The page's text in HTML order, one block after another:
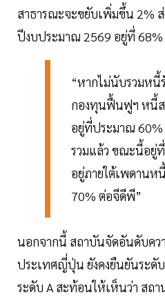
สาธารณะจะขยับเพิ่มขึ้น 2%
ปีงบประมาณ 2569 อยู่ที่ 68%
“หากไม่นับรวมหนี้
กองทุนฟื้นฟูฯ หนี้ส
อยู่ที่ประมาณ
รวมแล้ว ขณะนี้อยู่
อยู่ภายใต้เพดานห
70% ต่อจีดีพี”
นอกจากนี้ สถาบันจัดอันดับคว
ประเทศญี่ปุ่น ยังคงยืนยันระดั
ระดับ A สะท้อนให้เห็นว่า สถา